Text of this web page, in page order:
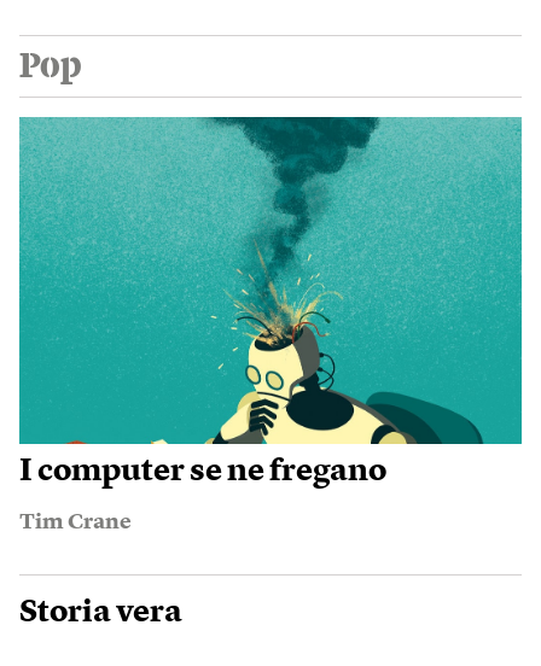
Pop
I computer se ne fregano
Tim Crane
Storia vera